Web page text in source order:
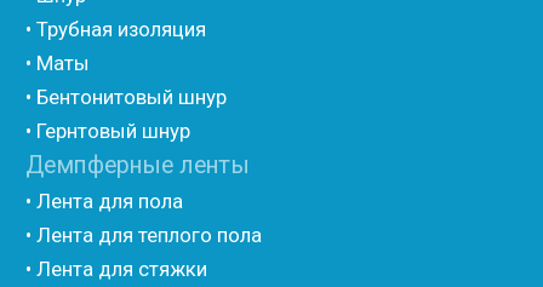
• Герметик для швов
• Герметик «тёплый шов»
• Rustil
• Ecoroom
• Oppa
Другие товары
• Герлен
• Гермит
• Пороизол
• Техническая изоляция Хотпайп
• Ру-флекс